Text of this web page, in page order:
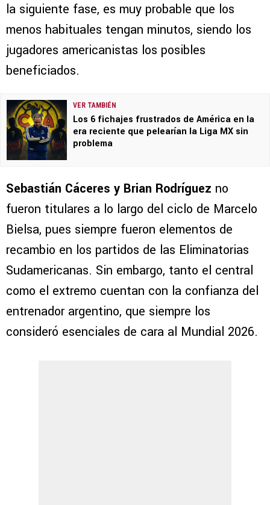
la siguiente fase, es muy probable que los
menos habituales tengan minutos, siendo los
jugadores americanistas los posibles
beneficiados.
VER TAMBIÉN
Los 6 fichajes frustrados de América en la
era reciente que pelearían la Liga MX sin
problema
Sebastián Cáceres y Brian Rodríguez no
fueron titulares a lo largo del ciclo de Marcelo
Bielsa, pues siempre fueron elementos de
recambio en los partidos de las Eliminatorias
Sudamericanas. Sin embargo, tanto el central
como el extremo cuentan con la confianza del
entrenador argentino, que siempre los
consideró esenciales de cara al Mundial 2026.